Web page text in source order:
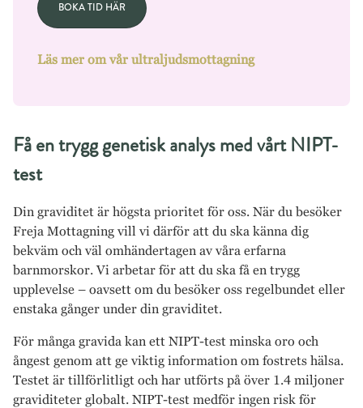
BOKA TID HÄR
Läs mer om vår ultraljudsmottagning
Få en trygg genetisk analys med vårt NIPT-
test
Din graviditet är högsta prioritet för oss. När du besöker
Freja Mottagning vill vi därför att du ska känna dig
bekväm och väl omhändertagen av våra erfarna
barnmorskor. Vi arbetar för att du ska få en trygg
upplevelse – oavsett om du besöker oss regelbundet eller
enstaka gånger under din graviditet.
För många gravida kan ett NIPT-test minska oro och
ångest genom att ge viktig information om fostrets hälsa.
Testet är tillförlitligt och har utförts på över 1.4 miljoner
graviditeter globalt. NIPT-test medför ingen risk för